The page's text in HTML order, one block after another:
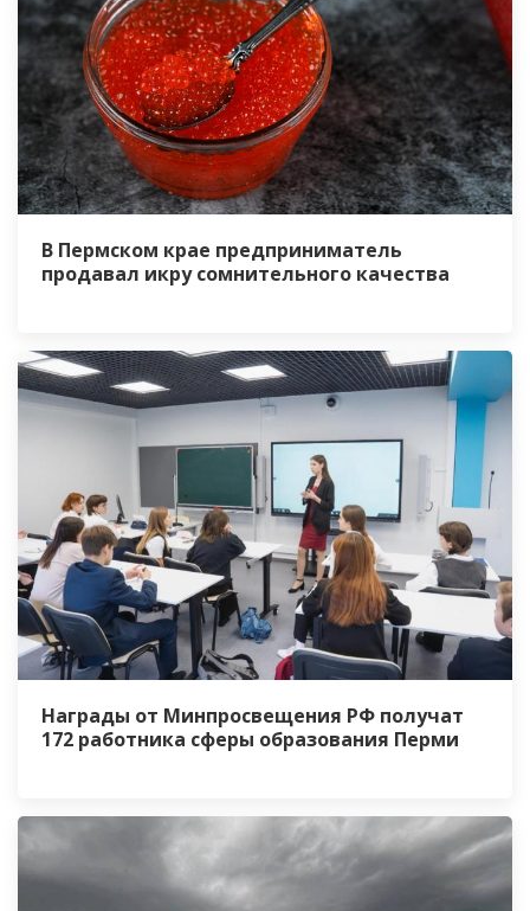
В Пермском крае предприниматель
продавал икру сомнительного качества
Награды от Минпросвещения РФ получат
172 работника сферы образования Перми